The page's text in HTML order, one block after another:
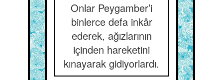
Onlar Peygamber’i
binlerce defa inkâr
ederek, ağızlarının
içinden hareketini
kınayarak gidiyorlardı.